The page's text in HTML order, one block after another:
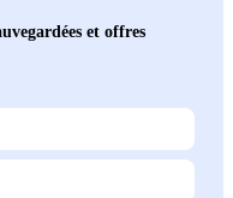
et offres